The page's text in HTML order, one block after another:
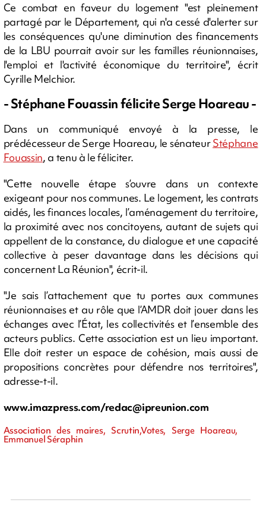
Ce combat en faveur du logement "est pleinement
partagé par le Département, qui n'a cessé d'alerter sur
les conséquences qu'une diminution des financements
de la LBU pourrait avoir sur les familles réunionnaises,
l'emploi et l'activité économique du territoire", écrit
Cyrille Melchior.
- Stéphane Fouassin félicite Serge Hoareau -
Dans un communiqué envoyé à la presse, le
prédécesseur de Serge Hoareau, le sénateurStéphane
Fouassin, a tenu à le féliciter.
"Cette nouvelle étape s’ouvre dans un contexte
exigeant pour nos communes. Le logement, les contrats
aidés, les finances locales, l’aménagement du territoire,
la proximité avec nos concitoyens, autant de sujets qui
appellent de la constance, du dialogue et une capacité
collective à peser davantage dans les décisions qui
concernent La Réunion", écrit-il.
"Je sais l’attachement que tu portes aux communes
réunionnaises et au rôle que l’AMDR doit jouer dans les
échanges avec l’État, les collectivités et l’ensemble des
acteurs publics. Cette association est un lieu important.
Elle doit rester un espace de cohésion, mais aussi de
propositions concrètes pour défendre nos territoires",
adresse-t-il.
www.imazpress.com/redac@ipreunion.com
Association des maires, Scrutin,Votes, Serge Hoareau,
Emmanuel Séraphin